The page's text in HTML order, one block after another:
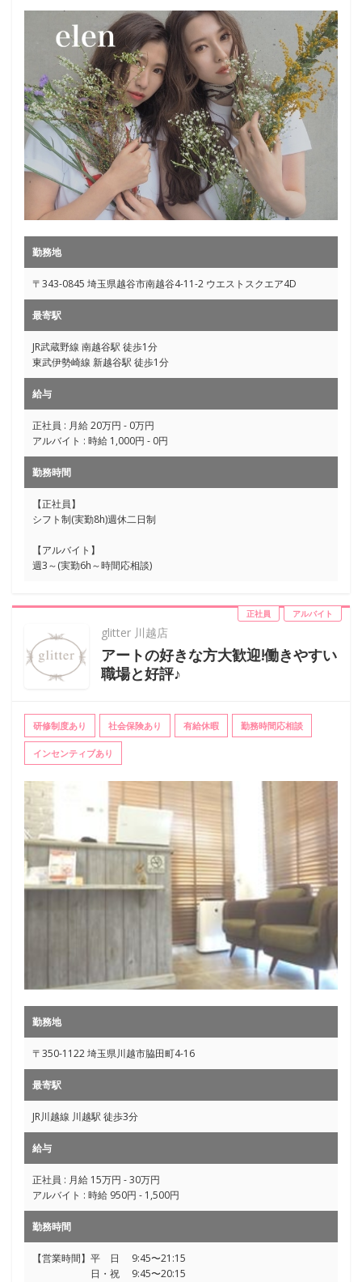
勤務地
〒343-0845 埼玉県越谷市南越谷4-11-2 ウエストスクエア4D
最寄駅
JR武蔵野線 南越谷駅 徒歩1分
東武伊勢崎線 新越谷駅 徒歩1分
給与
正社員 : 月給 20万円 - 0万円
アルバイト : 時給 1,000円 - 0円
勤務時間
【正社員】
シフト制(実勤8h)週休二日制
【アルバイト】
週3～(実勤6h～時間応相談)
正社員 アルバイト
glitter 川越店
アートの好きな方大歓迎!働きやすい
職場と好評♪
研修制度あり 社会保険あり 有給休暇 勤務時間応相談
インセンティブあり
勤務地
〒350-1122 埼玉県川越市脇田町4-16
最寄駅
JR川越線 川越駅 徒歩3分
給与
正社員 : 月給 15万円 - 30万円
アルバイト : 時給 950円 - 1,500円
勤務時間
【営業時間】平 日 9:45〜21:15
日・祝 9:45〜20:15